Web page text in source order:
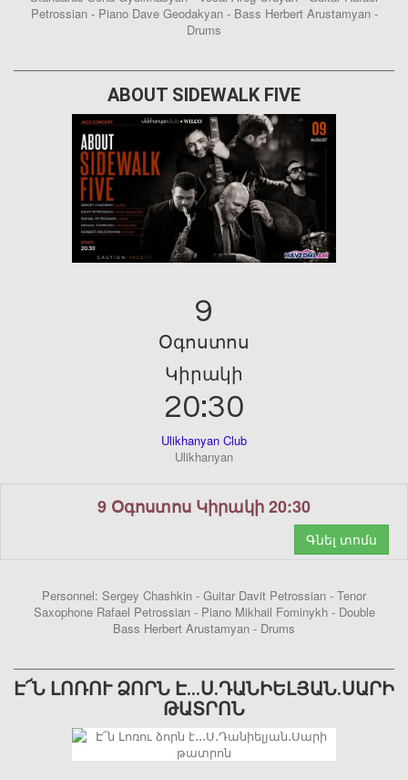
Petrossian - Piano Dave Geodakyan - Bass Herbert Arustamyan -
Drums
ABOUT SIDEWALK FIVE
9
Օգոստոս
Կիրակի
20:30
Ulikhanyan Club
Ulikhanyan
9 Օգոստոս Կիրակի 20:30
Գնել տոմս
Personnel: Sergey Chashkin - Guitar Davit Petrossian - Tenor
Saxophone Rafael Petrossian - Piano Mikhail Fominykh - Double
Bass Herbert Arustamyan - Drums
Է՜Ն ԼՈՌՈՒ ՁՈՐՆ Է․․․Ս․ԴԱՆԻԵԼՅԱՆ․ՍԱՐԻ
ԹԱՏՐՈՆ